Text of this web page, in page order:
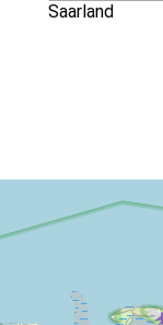
Saarland